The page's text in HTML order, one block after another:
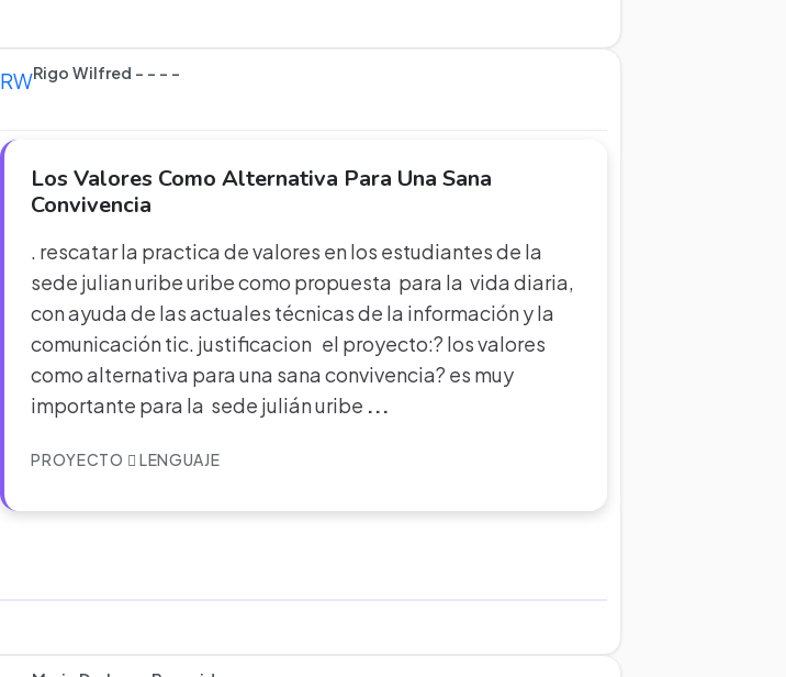
RWRigo Wilfred - - - -
Los Valores Como Alternativa Para Una Sana
Convivencia
. rescatar la practica de valores en los estudiantes de la
sede julian uribe uribe como propuesta para la vida diaria,
con ayuda de las actuales técnicas de la información y la
comunicación tic. justificacion el proyecto:? los valores
como alternativa para una sana convivencia? es muy
importante para la sede julián uribe ...
PROYECTO LENGUAJE